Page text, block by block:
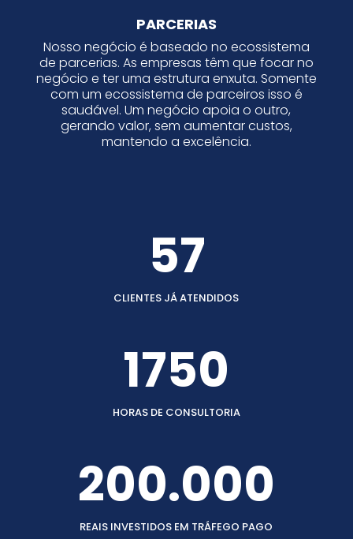
PARCERIAS
Nosso negócio é baseado no ecossistema
de parcerias. As empresas têm que focar no
negócio e ter uma estrutura enxuta. Somente
com um ecossistema de parceiros isso é
saudável. Um negócio apoia o outro,
gerando valor, sem aumentar custos,
mantendo a excelência.
57
CLIENTES JÁ ATENDIDOS
1750
HORAS DE CONSULTORIA
200.000
REAIS INVESTIDOS EM TRÁFEGO PAGO